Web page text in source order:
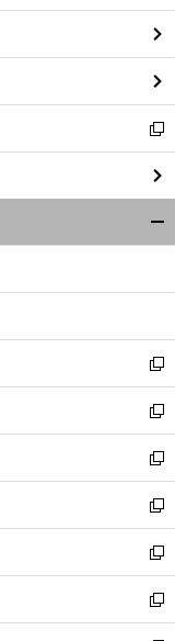
ン
ド
ウ
で
開
く
新
し
い
ウ
ィ
ン
ウ
開
く
新
し
い
ウ
ィ
ン
ド
ウ
で
開
く
新
し
い
ウ
ィ
ン
ド
ウ
で
開
新
し
い
ウ
ィ
ン
ド
ウ
新
し
い
ウ
ィ
ン
新
し
い
ウ
新
し